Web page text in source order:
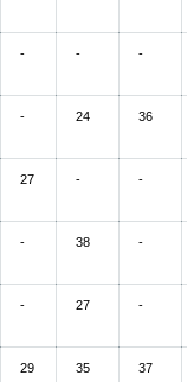
- - -
- 24 36
27 - -
- 38 -
- 27 -
29 35 37